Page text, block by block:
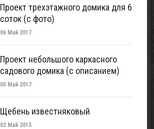
Проект трехэтажного домика для 6
соток (с фото)
06 Май 2017
Проект небольшого каркасного
садового домика (с описанием)
05 Май 2017
Щебень известняковый
02 Май 2015